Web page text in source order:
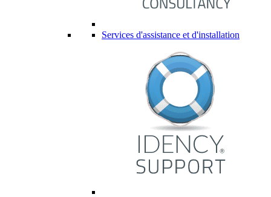
Services d'assistance et d'installation